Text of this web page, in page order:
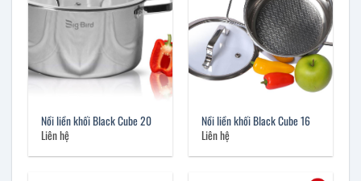
Nồi liền khối Black Cube 20
Liên hệ
Nồi liền khối Black Cube 16
Liên hệ